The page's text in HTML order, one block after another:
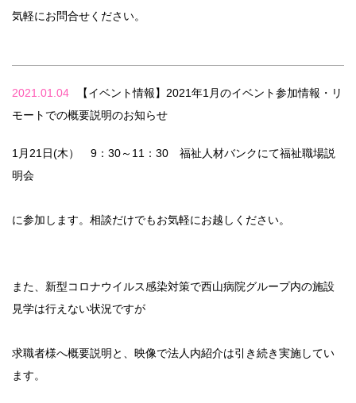
気軽にお問合せください。
2021.01.04
【イベント情報】2021年1月のイベント参加情報・リ
モートでの概要説明のお知らせ
1月21日(木） 9：30～11：30 福祉人材バンクにて福祉職場説
明会
に参加します。相談だけでもお気軽にお越しください。
また、新型コロナウイルス感染対策で西山病院グループ内の施設
見学は行えない状況ですが
求職者様へ概要説明と、映像で法人内紹介は引き続き実施してい
ます。